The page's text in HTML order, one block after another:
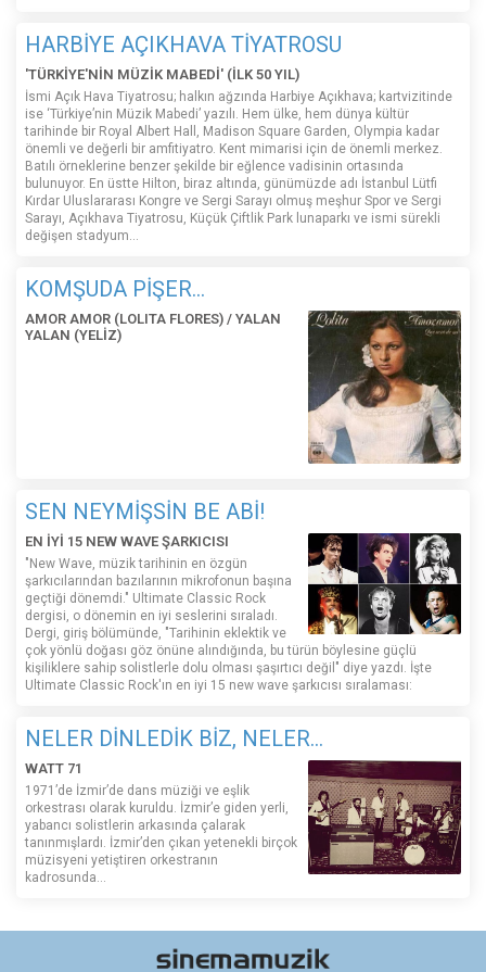
HARBİYE AÇIKHAVA TİYATROSU
'TÜRKİYE'NİN MÜZİK MABEDİ' (İLK 50 YIL)
İsmi Açık Hava Tiyatrosu; halkın ağzında Harbiye Açıkhava; kartvizitinde
ise ‘Türkiye’nin Müzik Mabedi’ yazılı. Hem ülke, hem dünya kültür
tarihinde bir Royal Albert Hall, Madison Square Garden, Olympia kadar
önemli ve değerli bir amfitiyatro. Kent mimarisi için de önemli merkez.
Batılı örneklerine benzer şekilde bir eğlence vadisinin ortasında
bulunuyor. En üstte Hilton, biraz altında, günümüzde adı İstanbul Lütfi
Kırdar Uluslararası Kongre ve Sergi Sarayı olmuş meşhur Spor ve Sergi
Sarayı, Açıkhava Tiyatrosu, Küçük Çiftlik Park lunaparkı ve ismi sürekli
değişen stadyum…
KOMŞUDA PİŞER...
AMOR AMOR (LOLITA FLORES) / YALAN
YALAN (YELİZ)
SEN NEYMİŞSİN BE ABİ!
EN İYİ 15 NEW WAVE ŞARKICISI
"New Wave, müzik tarihinin en özgün
şarkıcılarından bazılarının mikrofonun başına
geçtiği dönemdi." Ultimate Classic Rock
dergisi, o dönemin en iyi seslerini sıraladı.
Dergi, giriş bölümünde, "Tarihinin eklektik ve
çok yönlü doğası göz önüne alındığında, bu türün böylesine güçlü
kişiliklere sahip solistlerle dolu olması şaşırtıcı değil" diye yazdı. İşte
Ultimate Classic Rock'ın en iyi 15 new wave şarkıcısı sıralaması:
NELER DİNLEDİK BİZ, NELER...
WATT 71
1971’de İzmir’de dans müziği ve eşlik
orkestrası olarak kuruldu. İzmir’e giden yerli,
yabancı solistlerin arkasında çalarak
tanınmışlardı. İzmir’den çıkan yetenekli birçok
müzisyeni yetiştiren orkestranın
kadrosunda...